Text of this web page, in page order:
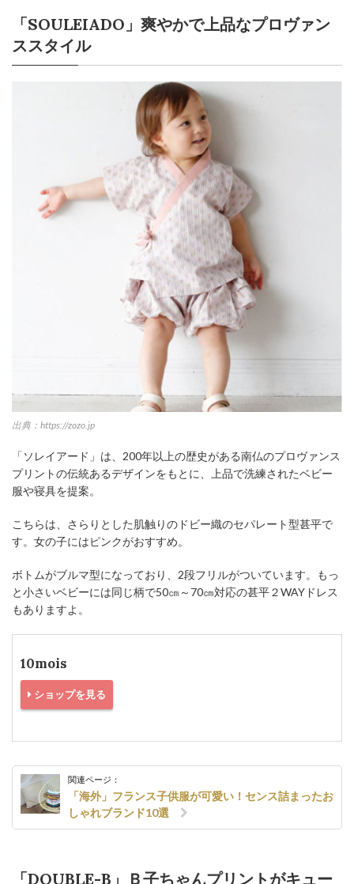
「SOULEIADO」爽やかで上品なプロヴァン
ススタイル
出典：https://zozo.jp
「ソレイアード」は、200年以上の歴史がある南仏のプロヴァンス
プリントの伝統あるデザインをもとに、上品で洗練されたベビー
服や寝具を提案。
こちらは、さらりとした肌触りのドビー織のセパレート型甚平で
す。女の子にはピンクがおすすめ。
ボトムがブルマ型になっており、2段フリルがついています。もっ
と小さいベビーには同じ柄で50㎝～70㎝対応の甚平２WAYドレス
もありますよ。
10mois
ショップを見る
関連ページ：
「海外」フランス子供服が可愛い！センス詰まったお
しゃれブランド10選
「DOUBLE-B」Ｂ子ちゃんプリントがキュー